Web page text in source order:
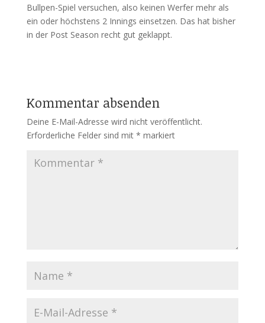
Bullpen-Spiel versuchen, also keinen Werfer mehr als
ein oder höchstens 2 Innings einsetzen. Das hat bisher
in der Post Season recht gut geklappt.
Kommentar absenden
Deine E-Mail-Adresse wird nicht veröffentlicht.
Erforderliche Felder sind mit * markiert